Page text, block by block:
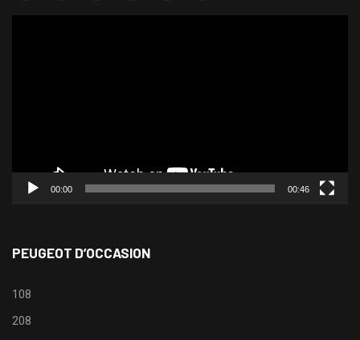
00:00 00:46
PEUGEOT D’OCCASION
108
208